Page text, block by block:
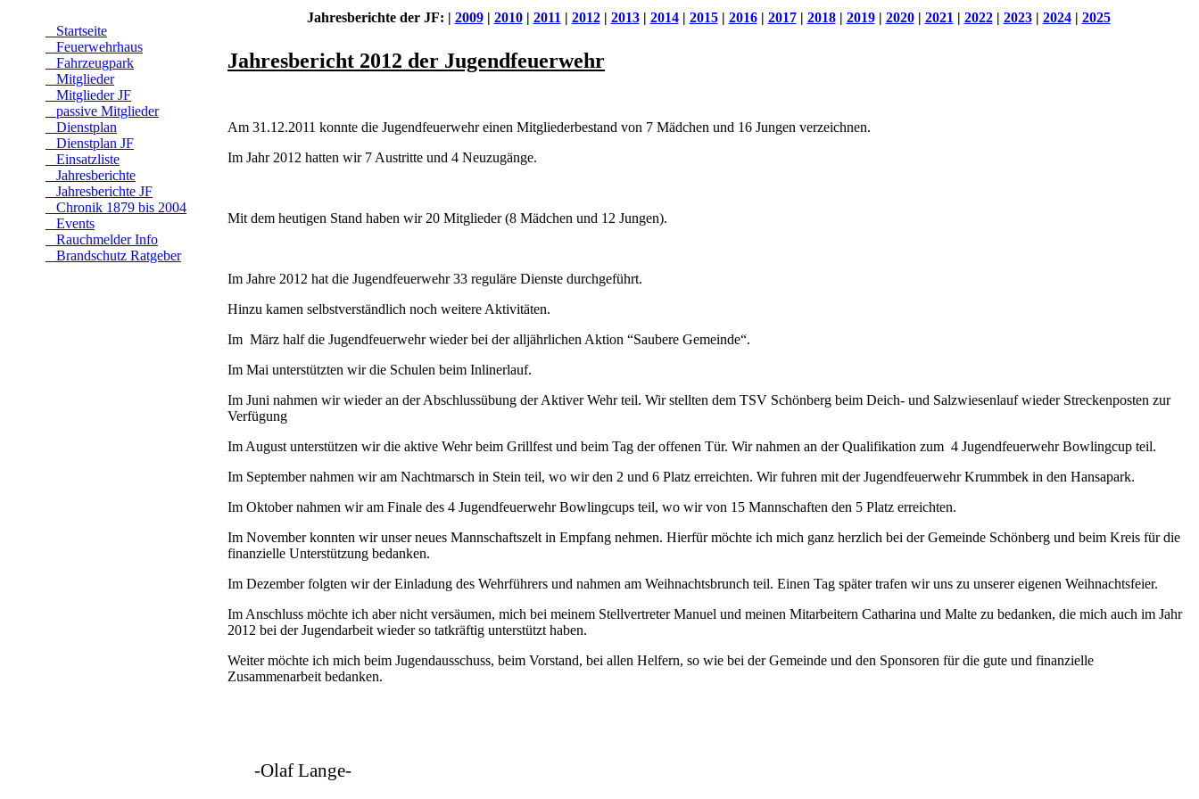
Startseite
Feuerwehrhaus
Fahrzeugpark
Mitglieder
Mitglieder JF
passive Mitglieder
Dienstplan
Dienstplan JF
Einsatzliste
Jahresberichte
Jahresberichte JF
Chronik 1879 bis 2004
Events
Rauchmelder Info
Brandschutz Ratgeber
Jahresberichte der JF: | 2009| 2010| 2011 | 2012| 2013| 2014| 2015| 2016| 2017| 2018| 2019| 2020| 2021 | 2022| 2023| 2024| 2025
Jahresbericht 2012 der Jugendfeuerwehr
Am 31.12.2011 konnte die Jugendfeuerwehr einen Mitgliederbestand von 7 Mädchen und 16 Jungen verzeichnen.
Im Jahr 2012 hatten wir 7 Austritte und 4 Neuzugänge.
Mit dem heutigen Stand haben wir 20 Mitglieder (8 Mädchen und 12 Jungen).
Im Jahre 2012 hat die Jugendfeuerwehr 33 reguläre Dienste durchgeführt.
Hinzu kamen selbstverständlich noch weitere Aktivitäten.
Im März half die Jugendfeuerwehr wieder bei der alljährlichen Aktion “Saubere Gemeinde“.
Im Mai unterstützten wir die Schulen beim Inlinerlauf.
Im Juni nahmen wir wieder an der Abschlussübung der Aktiver Wehr teil. Wir stellten dem TSV Schönberg beim Deich- und Salzwiesenlauf wieder Streckenposten zur
Verfügung
Im August unterstützen wir die aktive Wehr beim Grillfest und beim Tag der offenen Tür. Wir nahmen an der Qualifikation zum 4 Jugendfeuerwehr Bowlingcup teil.
Im September nahmen wir am Nachtmarsch in Stein teil, wo wir den 2 und 6 Platz erreichten. Wir fuhren mit der Jugendfeuerwehr Krummbek in den Hansapark.
Im Oktober nahmen wir am Finale des 4 Jugendfeuerwehr Bowlingcups teil, wo wir von 15 Mannschaften den 5 Platz erreichten.
Im November konnten wir unser neues Mannschaftszelt in Empfang nehmen. Hierfür möchte ich mich ganz herzlich bei der Gemeinde Schönberg und beim Kreis für die
finanzielle Unterstützung bedanken.
Im Dezember folgten wir der Einladung des Wehrführers und nahmen am Weihnachtsbrunch teil. Einen Tag später trafen wir uns zu unserer eigenen Weihnachtsfeier.
Im Anschluss möchte ich aber nicht versäumen, mich bei meinem Stellvertreter Manuel und meinen Mitarbeitern Catharina und Malte zu bedanken, die mich auch im Jahr
2012 bei der Jugendarbeit wieder so tatkräftig unterstützt haben.
Weiter möchte ich mich beim Jugendausschuss, beim Vorstand, bei allen Helfern, so wie bei der Gemeinde und den Sponsoren für die gute und finanzielle
Zusammenarbeit bedanken.
-Olaf Lange-